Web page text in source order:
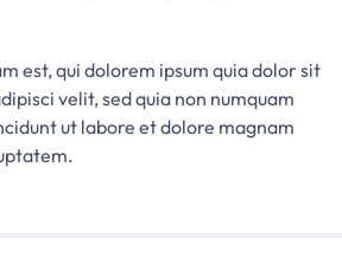
est, qui dolorem ipsum quia dolor sit
velit, sed quia non numquam
ut labore et dolore magnam